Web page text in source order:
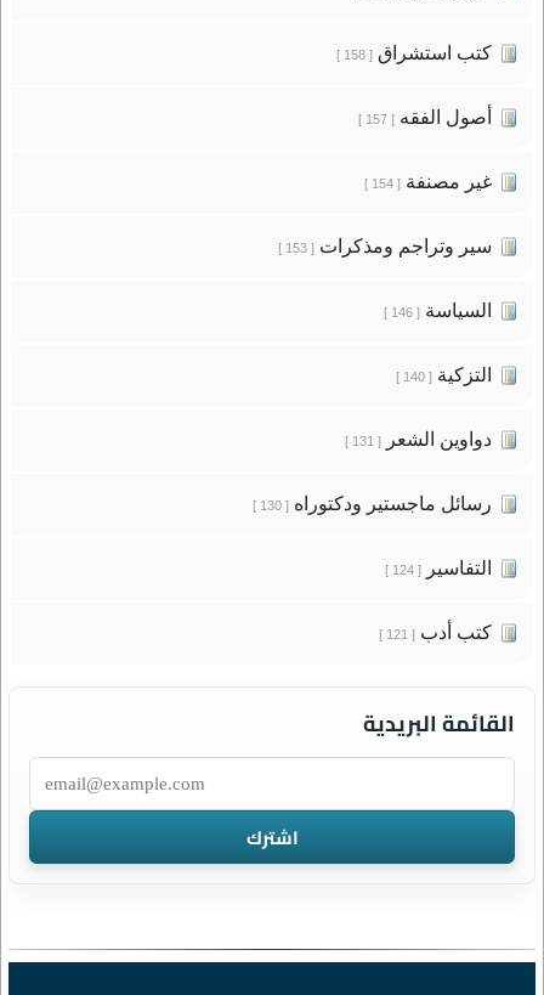
كتب استشراق[ 158 ]
أصول الفقه[ 157 ]
غير مصنفة[ 154 ]
سير وتراجم ومذكرات[ 153 ]
السياسة[ 146 ]
التزكية[ 140 ]
دواوين الشعر[ 131 ]
رسائل ماجستير ودكتوراه[ 130 ]
التفاسير[ 124 ]
كتب أدب[ 121 ]
القائمة البريدية